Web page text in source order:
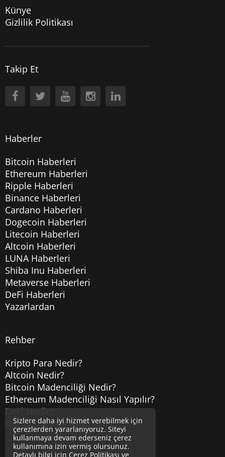
Künye
Gizlilik Politikası
Takip Et
Haberler
Bitcoin Haberleri
Ethereum Haberleri
Ripple Haberleri
Binance Haberleri
Cardano Haberleri
Dogecoin Haberleri
Litecoin Haberleri
Altcoin Haberleri
LUNA Haberleri
Shiba Inu Haberleri
Metaverse Haberleri
DeFi Haberleri
Yazarlardan
Rehber
Kripto Para Nedir?
Altcoin Nedir?
Bitcoin Madenciliği Nedir?
Ethereum Madenciliği Nasıl Yapılır?
DeFi Nedir?
Bitcoin Hesabı Nasıl Açılır?
Sizlere daha iyi hizmet verebilmek için
çerezlerden yararlanıyoruz. Siteyi
kullanmaya devam ederseniz çerez
kullanımına izin vermiş olursunuz.
Detaylı bilgi için Çerez Politikası ve